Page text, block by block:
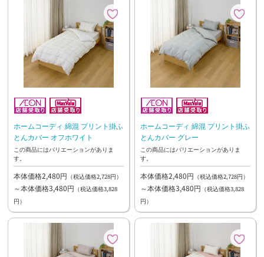
ホームコーディ 綿混 プリント掛ふ
とんカバー オフホワイト
この商品にはバリエーションがありま
す。
本体価格2,480円 （税込価格2,728円）
～本体価格3,480円 （税込価格3,828
円）
ホームコーディ 綿混 プリント掛ふ
とんカバー グレー
この商品にはバリエーションがありま
す。
本体価格2,480円 （税込価格2,728円）
～本体価格3,480円 （税込価格3,828
円）